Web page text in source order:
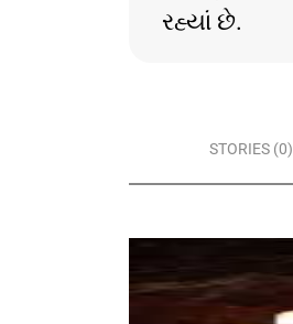
રહ્યાં છે.
STORIES (0)